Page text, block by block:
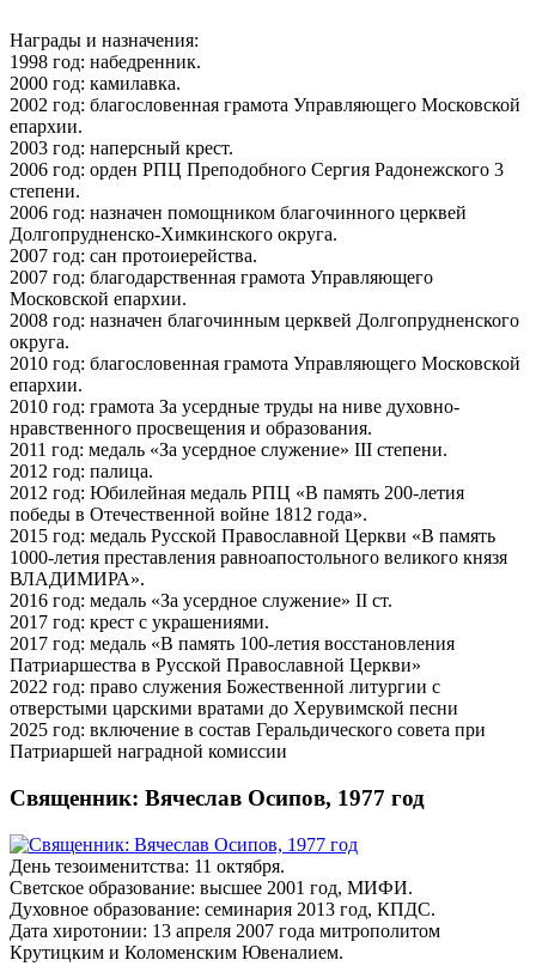
Награды и назначения:
1998 год: набедренник.
2000 год: камилавка.
2002 год: благословенная грамота Управляющего Московской
епархии.
2003 год: наперсный крест.
2006 год: орден PПЦ Преподобного Сергия Pадонежского 3
степени.
2006 год: назначен помощником благочинного церквей
Долгопрудненско-Химкинского округа.
2007 год: сан протоиерейства.
2007 год: благодарственная грамота Управляющего
Московской епархии.
2008 год: назначен благочинным церквей Долгопрудненского
округа.
2010 год: благословенная грамота Управляющего Московской
епархии.
2010 год: грамота За усердные труды на ниве духовно-
нравственного просвещения и образования.
2011 год: медаль «За усердное служение» III степени.
2012 год: палица.
2012 год: Юбилейная медаль РПЦ «В память 200-летия
победы в Отечественной войне 1812 года».
2015 год: медаль Русской Православной Церкви «В память
1000-летия преставления равноапостольного великого князя
ВЛАДИМИРА».
2016 год: медаль «За усердное служение» II ст.
2017 год: крест с украшениями.
2017 год: медаль «В память 100-летия восстановления
Патриаршества в Русской Православной Церкви»
2022 год: право служения Божественной литургии с
отверстыми царскими вратами до Херувимской песни
2025 год: включение в состав Геральдического совета при
Патриаршей наградной комиссии
Священник: Вячеслав Осипов, 1977 год
День тезоименитства: 11 октября.
Светское образование: высшее 2001 год, МИФИ.
Духовное образование: семинария 2013 год, КПДС.
Дата хиротонии: 13 апреля 2007 года митрополитом
Крутицким и Коломенским Ювеналием.